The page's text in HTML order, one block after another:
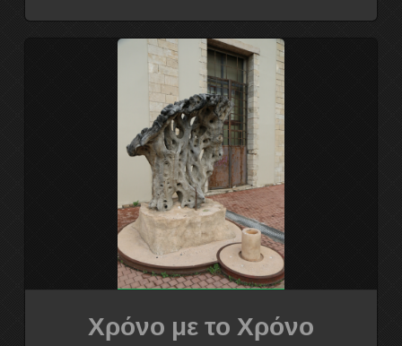
Χρόνο με το Χρόνο